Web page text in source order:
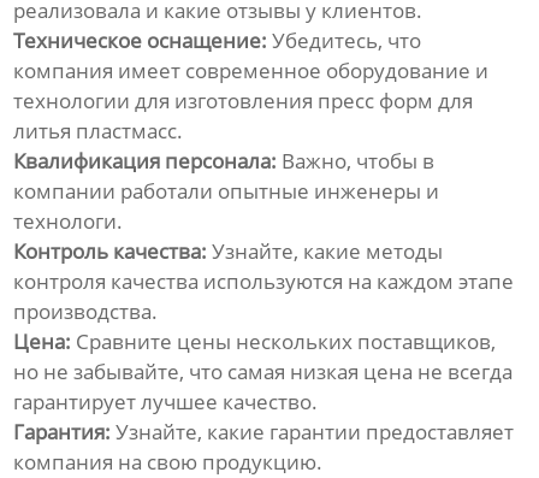
реализовала и какие отзывы у клиентов.
Техническое оснащение: Убедитесь, что
компания имеет современное оборудование и
технологии для изготовления пресс форм для
литья пластмасс.
Квалификация персонала: Важно, чтобы в
компании работали опытные инженеры и
технологи.
Контроль качества: Узнайте, какие методы
контроля качества используются на каждом этапе
производства.
Цена: Сравните цены нескольких поставщиков,
но не забывайте, что самая низкая цена не всегда
гарантирует лучшее качество.
Гарантия: Узнайте, какие гарантии предоставляет
компания на свою продукцию.